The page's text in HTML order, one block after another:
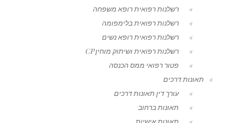
רשלנות רפואית רופא משפחה
רשלנות רפואית בלימפומה
רשלנות רפואית רופא נשים
רשלנות רפואית ושיתוק מוחין CP
פטור רפואי ממס הכנסה
תאונות דרכים
עורך דין תאונות דרכים
תאונות ברחוב
תאונות אישיות